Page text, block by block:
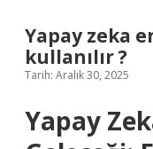
Yapay zeka
kullanılır ?
Tarih: Aralık 30, 2025
Yapay